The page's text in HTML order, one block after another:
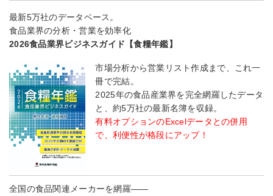
最新5万社のデータベース。
食品業界の分析・営業を効率化
2026食品業界ビジネスガイド【食糧年鑑】
市場分析から営業リスト作成まで、これ一
冊で完結。
2025年の食品産業界を完全網羅したデータ
と、約5万社の最新名簿を収録。
有料オプションのExcelデータとの併用
で、利便性が格段にアップ！
全国の食品関連メーカーを網羅――